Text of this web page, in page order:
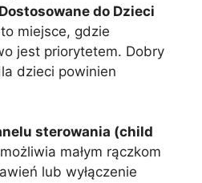
do Dzieci
miejsce, gdzie
jest priorytetem. Dobry
dzieci powinien
sterowania (child
małym rączkom
lub wyłączenie